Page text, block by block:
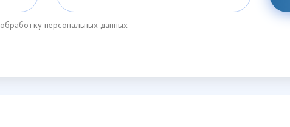
обработку персональных данных